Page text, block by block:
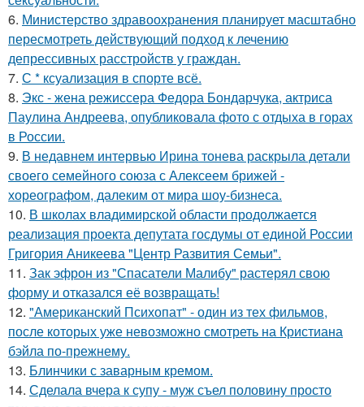
6. Министерство здравоохранения планирует масштабно
пересмотреть действующий подход к лечению
депрессивных расстройств у граждан.
7. С * ксуализация в спорте всё.
8. Экс - жена режиссера Федора Бондарчука, актриса
Паулина Андреева, опубликовала фото с отдыха в горах
в России.
9. В недавнем интервью Ирина тонева раскрыла детали
своего семейного союза с Алексеем брижей -
хореографом, далеким от мира шоу-бизнеса.
10. В школах владимирской области продолжается
реализация проекта депутата госдумы от единой России
Григория Аникеева "Центр Развития Семьи".
11. Зак эфрон из "Спасатели Малибу" растерял свою
форму и отказался её возвращать!
12. "Американский Психопат" - один из тех фильмов,
после которых уже невозможно смотреть на Кристиана
бэйла по-прежнему.
13. Блинчики с заварным кремом.
14. Сделала вчера к супу - муж съел половину просто